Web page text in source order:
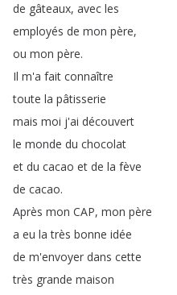
de gâteaux, avec les
employés de mon père,
ou mon père.
Il m'a fait connaître
toute la pâtisserie
mais moi j'ai découvert
le monde du chocolat
et du cacao et de la fève
de cacao.
Après mon CAP, mon père
a eu la très bonne idée
de m'envoyer dans cette
très grande maison